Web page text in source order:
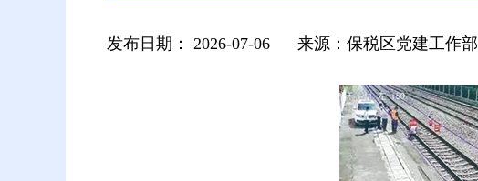
发布日期： 2026-07-06 来源：保税区党建工作部